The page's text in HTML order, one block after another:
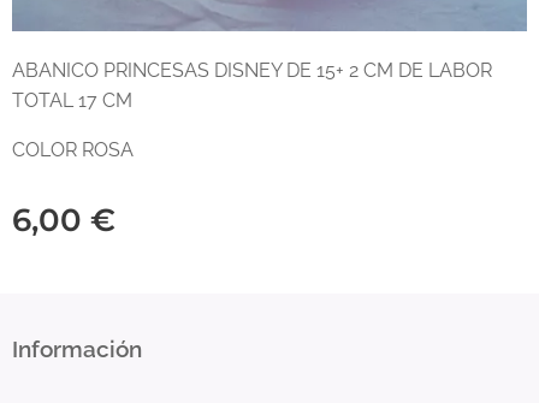
ABANICO PRINCESAS DISNEY DE 15+ 2 CM DE LABOR
TOTAL 17 CM
COLOR ROSA
6,00 €
Información